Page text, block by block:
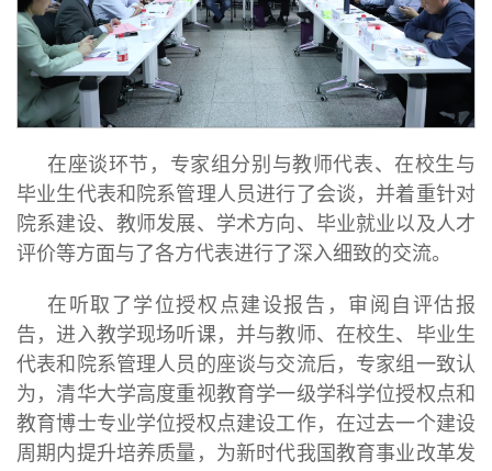
在座谈环节，专家组分别与教师代表、在校生与
毕业生代表和院系管理人员进行了会谈，并着重针对
院系建设、教师发展、学术方向、毕业就业以及人才
评价等方面与了各方代表进行了深入细致的交流。
在听取了学位授权点建设报告，审阅自评估报
告，进入教学现场听课，并与教师、在校生、毕业生
代表和院系管理人员的座谈与交流后，专家组一致认
为，清华大学高度重视教育学一级学科学位授权点和
教育博士专业学位授权点建设工作，在过去一个建设
周期内提升培养质量，为新时代我国教育事业改革发